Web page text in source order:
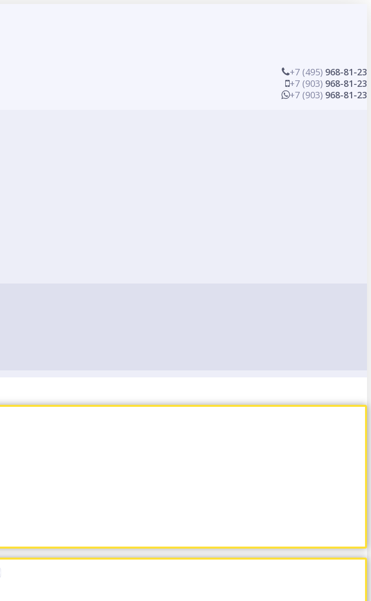
+7 (495) 968-81-23
+7 (903) 968-81-23
+7 (903) 968-81-23